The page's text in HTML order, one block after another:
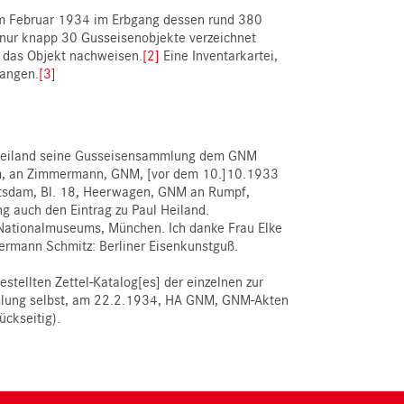
Februar 1934 im Erbgang dessen rund 380
knapp 30 Gusseisenobjekte verzeichnet
Objekt nachweisen.[2] Eine Inventarkartei,
[3]
seine Gusseisensammlung dem GNM
an Zimmermann, GNM, [vor dem 10.]10.1933
Bl. 18, Heerwagen, GNM an Rumpf,
den Eintrag zu Paul Heiland.
München. Ich danke Frau Elke
Schmitz: Berliner Eisenkunstguß.
Zettel-Katalog[es] der einzelnen zur
selbst, am 22.2.1934, HA GNM, GNM-Akten